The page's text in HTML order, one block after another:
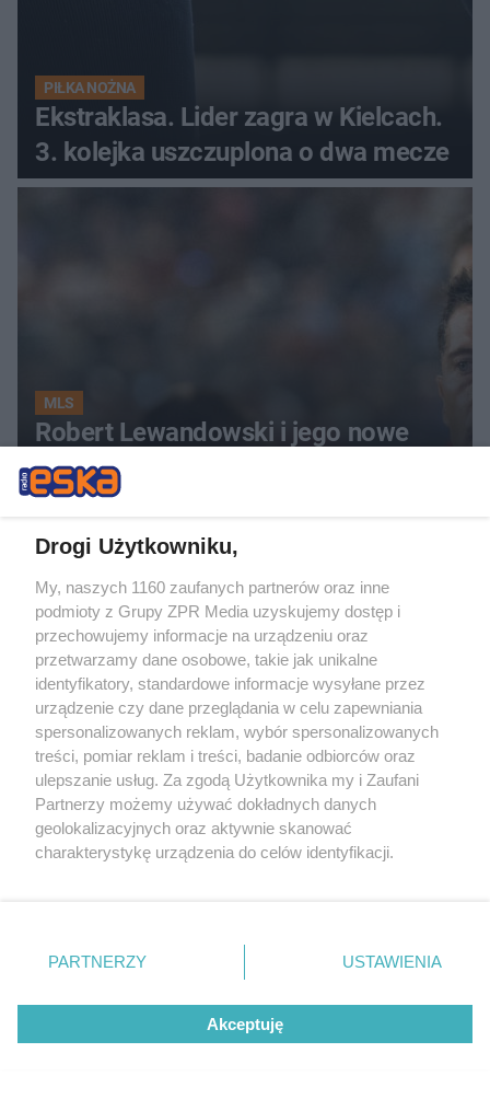
PIŁKA NOŻNA
Ekstraklasa. Lider zagra w Kielcach.
3. kolejka uszczuplona o dwa mecze
MLS
Robert Lewandowski i jego nowe
piłkarskie życie w Chicago Fire.
Kiedy mecze?
ZOBACZ WIĘCEJ
Drogi Użytkowniku,
My, naszych 1160 zaufanych partnerów oraz inne
podmioty z Grupy ZPR Media uzyskujemy dostęp i
przechowujemy informacje na urządzeniu oraz
przetwarzamy dane osobowe, takie jak unikalne
identyfikatory, standardowe informacje wysyłane przez
urządzenie czy dane przeglądania w celu zapewniania
spersonalizowanych reklam, wybór spersonalizowanych
treści, pomiar reklam i treści, badanie odbiorców oraz
ulepszanie usług. Za zgodą Użytkownika my i Zaufani
Partnerzy możemy używać dokładnych danych
geolokalizacyjnych oraz aktywnie skanować
charakterystykę urządzenia do celów identyfikacji.
zmienić/wycofać klikając przycisk ustawień prywatności
znajdujący się w lewym dolnym rogu strony
rodzaje przetwarzania danych nie wymagają zgody
użytkownika, ale masz prawo sprzeciwić się takiemu
przetwarzaniu. Preferencje będą miały zastosowanie tylko
PARTNERZY USTAWIENIA
Akceptuję